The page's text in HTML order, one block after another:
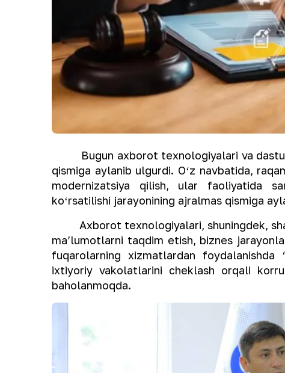
Bugun axborot texnologiyalari va
qismiga aylanib ulgurdi. Oʻz navbatida,
modernizatsiya qilish, ular faoliyatida
koʻrsatilishi jarayonining ajralmas qismiga
Axborot texnologiyalari, shuningdek,
maʼlumotlarni taqdim etish, biznes
fuqarolarning xizmatlardan foydalanishda
ixtiyoriy vakolatlarini cheklash orqali
baholanmoqda.